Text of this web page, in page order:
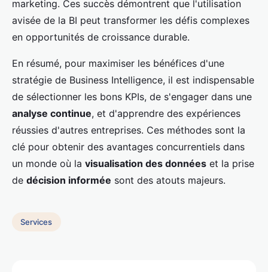
marketing. Ces succès démontrent que l'utilisation
avisée de la BI peut transformer les défis complexes
en opportunités de croissance durable.
En résumé, pour maximiser les bénéfices d'une
stratégie de Business Intelligence, il est indispensable
de sélectionner les bons KPIs, de s'engager dans une
analyse continue, et d'apprendre des expériences
réussies d'autres entreprises. Ces méthodes sont la
clé pour obtenir des avantages concurrentiels dans
un monde où la visualisation des données et la prise
de décision informée sont des atouts majeurs.
Services